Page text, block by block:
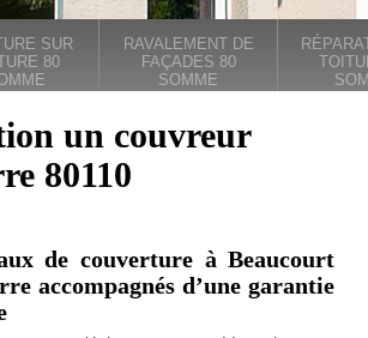
SUR
80
RAVALEMENT DE
FAÇADES 80
SOMME
un couvreur
80110
de couverture à Beaucourt
accompagnés d’une garantie